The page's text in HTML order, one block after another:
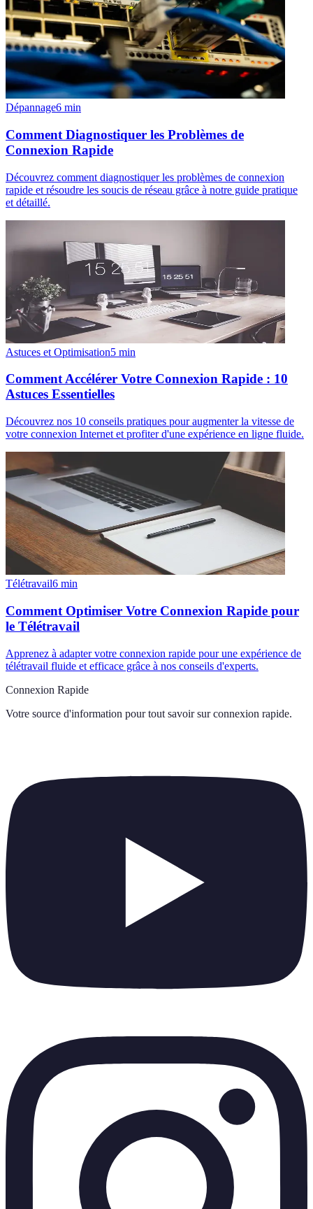
Dépannage6 min
Comment Diagnostiquer les Problèmes de
Connexion Rapide
Découvrez comment diagnostiquer les problèmes de connexion
rapide et résoudre les soucis de réseau grâce à notre guide pratique
et détaillé.
Astuces et Optimisation5 min
Comment Accélérer Votre Connexion Rapide : 10
Astuces Essentielles
Découvrez nos 10 conseils pratiques pour augmenter la vitesse de
votre connexion Internet et profiter d'une expérience en ligne fluide.
Télétravail6 min
Comment Optimiser Votre Connexion Rapide pour
le Télétravail
Apprenez à adapter votre connexion rapide pour une expérience de
télétravail fluide et efficace grâce à nos conseils d'experts.
Connexion Rapide
Votre source d'information pour tout savoir sur connexion rapide.